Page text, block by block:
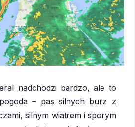
nadchodzi bardzo, ale to
– pas silnych burz z
silnym wiatrem i sporym